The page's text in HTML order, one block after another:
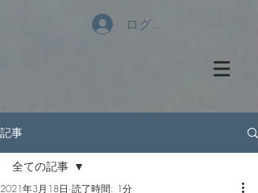
ログイン
記事
全ての記事
2021年3月18日 読了時間: 1分